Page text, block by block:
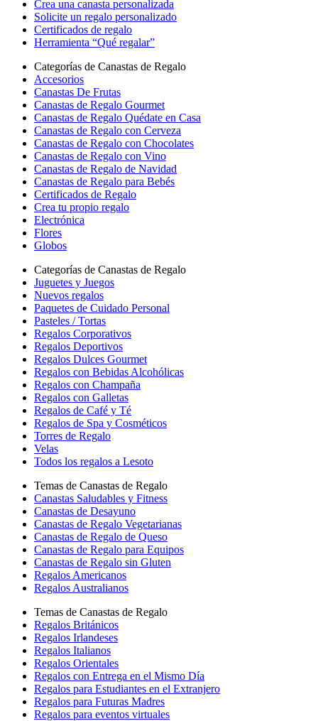
Crea una canasta personalizada
Solicite un regalo personalizado
Certificados de regalo
Herramienta “Qué regalar”
Categorías de Canastas de Regalo
Accesorios
Canastas De Frutas
Canastas de Regalo Gourmet
Canastas de Regalo Quédate en Casa
Canastas de Regalo con Cerveza
Canastas de Regalo con Chocolates
Canastas de Regalo con Vino
Canastas de Regalo de Navidad
Canastas de Regalo para Bebés
Certificados de Regalo
Crea tu propio regalo
Electrónica
Flores
Globos
Categorías de Canastas de Regalo
Juguetes y Juegos
Nuevos regalos
Paquetes de Cuidado Personal
Pasteles / Tortas
Regalos Corporativos
Regalos Deportivos
Regalos Dulces Gourmet
Regalos con Bebidas Alcohólicas
Regalos con Champaña
Regalos con Galletas
Regalos de Café y Té
Regalos de Spa y Cosméticos
Torres de Regalo
Velas
Todos los regalos a Lesoto
Temas de Canastas de Regalo
Canastas Saludables y Fitness
Canastas de Desayuno
Canastas de Regalo Vegetarianas
Canastas de Regalo de Queso
Canastas de Regalo para Equipos
Canastas de Regalo sin Gluten
Regalos Americanos
Regalos Australianos
Temas de Canastas de Regalo
Regalos Británicos
Regalos Irlandeses
Regalos Italianos
Regalos Orientales
Regalos con Entrega en el Mismo Día
Regalos para Estudiantes en el Extranjero
Regalos para Futuras Madres
Regalos para eventos virtuales